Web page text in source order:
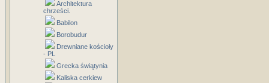
Architektura
chrześci.
Babilon
Borobudur
Drewniane kościoły
- PL
Grecka świątynia
Kaliska cerkiew